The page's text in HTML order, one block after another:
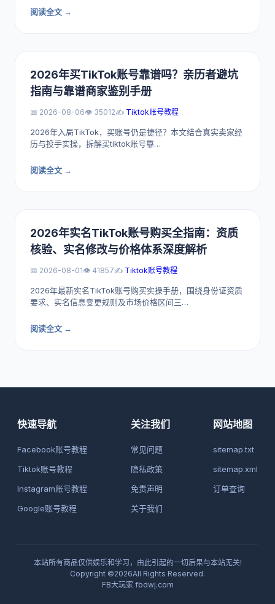
阅读全文 →
2026年买TikTok账号靠谱吗？亲历者避坑
指南与靠谱商家鉴别手册
📅 2026-08-06👁️ 35012✍️ Tiktok账号教程
2026年入局TikTok，买账号仍是捷径？本文结合真实卖家经
历与投手实操，拆解买tiktok账号靠…
阅读全文 →
2026年实名TikTok账号购买全指南：资质
核验、实名修改与价格体系深度解析
📅 2026-08-01👁️ 41857✍️ Tiktok账号教程
2026年最新实名TikTok账号购买实操手册，围绕身份证资质
要求、实名信息变更规则及市场价格区间三…
阅读全文 →
快速导航
Facebook账号教程
Tiktok账号教程
Instagram账号教程
Google账号教程
关注我们
常见问题
隐私政策
免责声明
关于我们
网站地图
sitemap.txt
sitemap.xml
订单查询
本站所有商品仅供娱乐和学习，由此引起的一切后果与本站无关!
Copyright ©2026All Rights Reserved.
FB大玩家fbdwj.com